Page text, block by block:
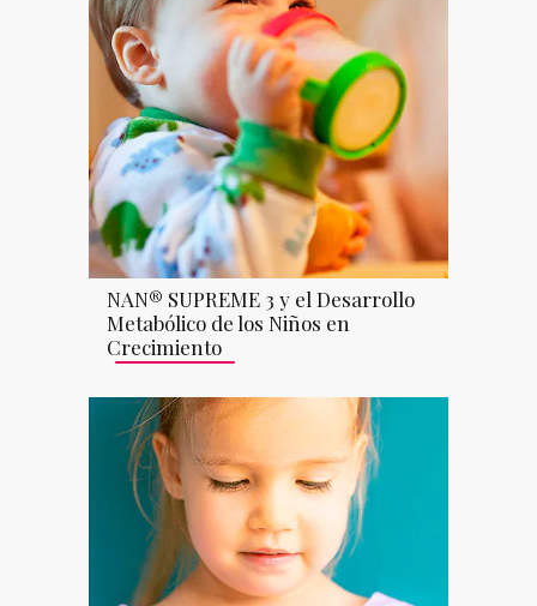
NAN®️ SUPREME 3 y el Desarrollo
Metabólico de los Niños en
Crecimiento